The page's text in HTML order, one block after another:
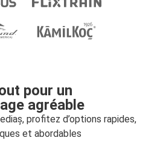
pour un
agréable
profitez d’options rapides,
et abordables